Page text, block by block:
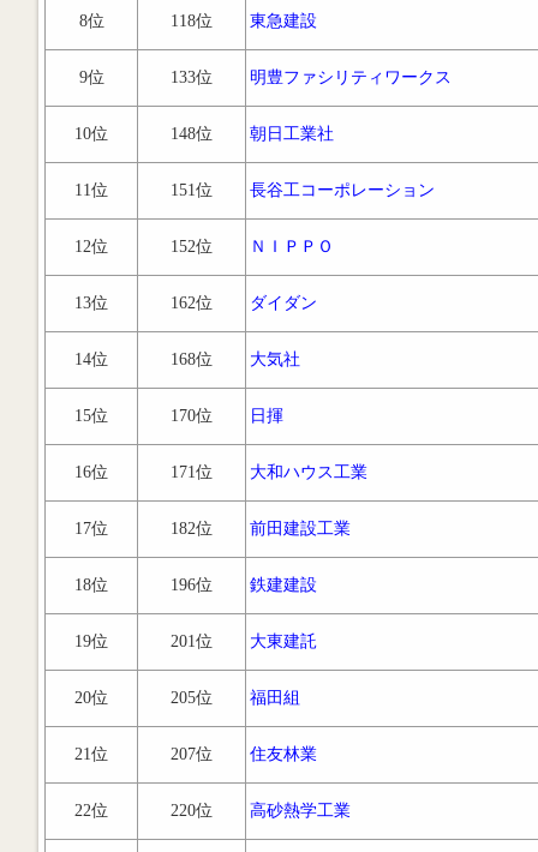
8位 118位 東急建設
9位 133位 明豊ファシリティワークス
10位 148位 朝日工業社
11位 151位 長谷工コーポレーション
12位 152位 ＮＩＰＰＯ
13位 162位 ダイダン
14位 168位 大気社
15位 170位 日揮
16位 171位 大和ハウス工業
17位 182位 前田建設工業
18位 196位 鉄建建設
19位 201位 大東建託
20位 205位 福田組
21位 207位 住友林業
22位 220位 高砂熱学工業